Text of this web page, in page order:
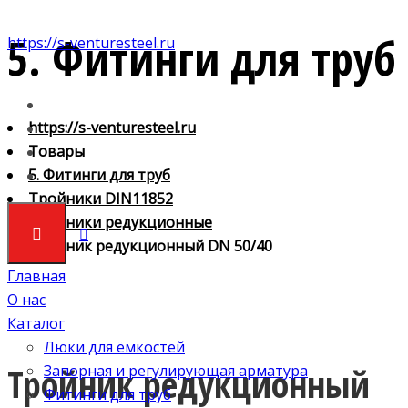
https://s-venturesteel.ru
Главная
О нас
Каталог
Люки для ёмкостей
Запорная и регулирующая арматура
Фитинги для труб
5. Фитинги для труб
https://s-venturesteel.ru
Товары
5. Фитинги для труб
Тройники DIN11852
Тройники редукционные
Тройник редукционный DN 50/40
Тройник редукционный